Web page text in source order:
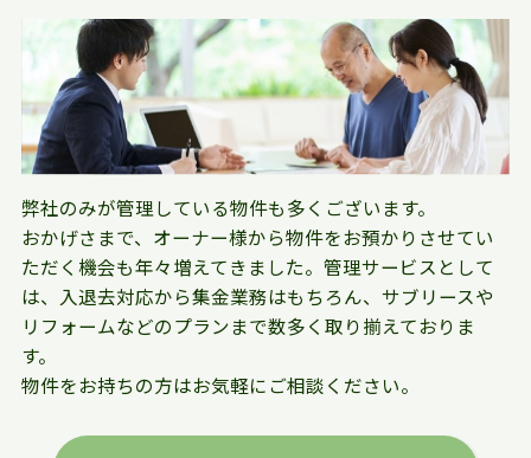
弊社のみが管理している物件も多くございます。
おかげさまで、オーナー様から物件をお預かりさせてい
ただく機会も年々増えてきました。管理サービスとして
は、入退去対応から集金業務はもちろん、サブリースや
リフォームなどのプランまで数多く取り揃えておりま
す。
物件をお持ちの方はお気軽にご相談ください。